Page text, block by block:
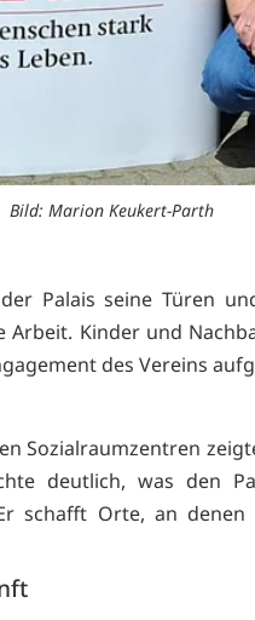
Bild: Marion Keukert-Parth
Palais seine Türen
Arbeit. Kinder und
des Vereins
Sozialraumzentren
deutlich, was den
schafft Orte, an